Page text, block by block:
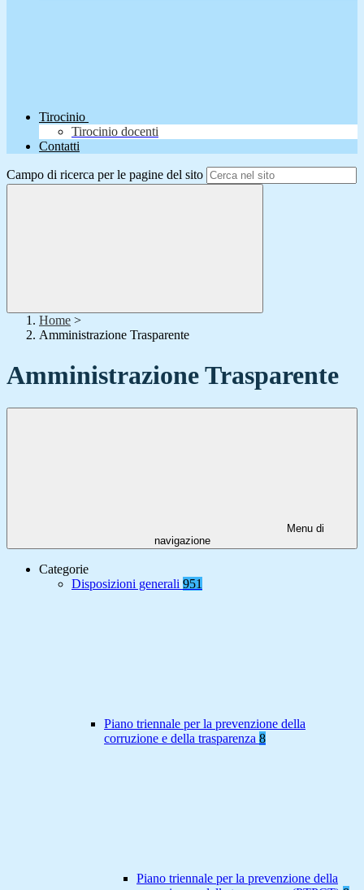
Tirocinio
Tirocinio docenti
Contatti
Campo di ricerca per le pagine del sito
Home >
Amministrazione Trasparente
Amministrazione Trasparente
Menu di
navigazione
Categorie
Disposizioni generali 951
Piano triennale per la prevenzione della
corruzione e della trasparenza 8
Piano triennale per la prevenzione della